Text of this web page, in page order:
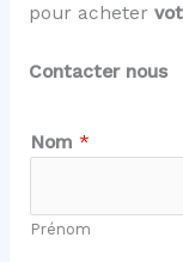
pour acheter
Contacter nous
E
-
a
Nom *
Prénom